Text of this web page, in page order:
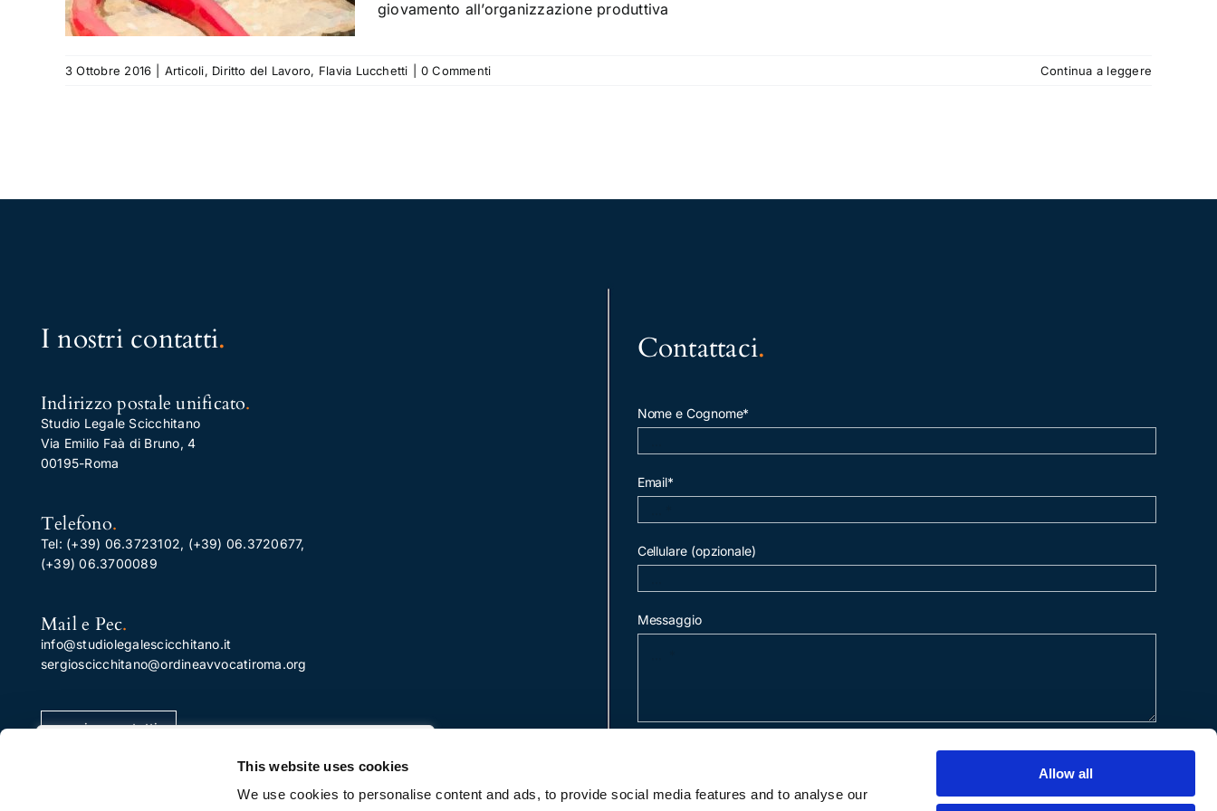
This website uses cookies
We use cookies to personalise content and ads, to provide social media features and to analyse our
Allow all
Utilizziamo i cookie per migliorare la tua esperienza di
giovamento all’organizzazione produttiva
3 Ottobre 2016 Articoli, Diritto del Lavoro, Flavia Lucchetti 0 Commenti Continua a leggere
I nostri contatti.
Indirizzo postale unificato.
Studio Legale Scicchitano
Via Emilio Faà di Bruno, 4
00195-Roma
Telefono.
Tel: (+39) 06.3723102, (+39) 06.3720677,
(+39) 06.3700089
Mail e Pec.
info@studiolegalescicchitano.it
sergioscicchitano@ordineavvocatiroma.org
pagina contatti
Contattaci.
Nome e Cognome*
Email*
Cellulare (opzionale)
Messaggio